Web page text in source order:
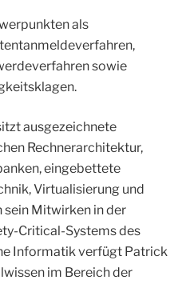
als
sowie
ausgezeichnete
Rechnerarchitektur,
eingebettete
Virtualisierung und
Mitwirken in der
Critical-Systems des
Informatik verfügt Patrick
im Bereich der